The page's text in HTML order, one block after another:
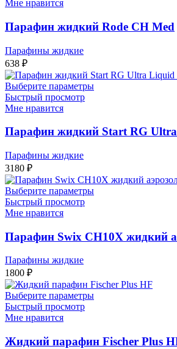
Мне нравится
Парафин жидкий Rode CH Med
Парафины жидкие
638 ₽
Выберите параметры
Быстрый просмотр
Мне нравится
Парафин жидкий Start RG
Парафины жидкие
3180 ₽
Выберите параметры
Быстрый просмотр
Мне нравится
Парафин Swix CH10X жидкий
Парафины жидкие
1800 ₽
Выберите параметры
Быстрый просмотр
Мне нравится
Жидкий парафин Fischer Plus